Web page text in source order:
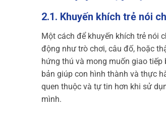
2.1. Khuyến khích trẻ nói
Một cách để khuyến khích trẻ nói
động như trò chơi, câu đố, hoặc
hứng thú và mong muốn giao tiếp
bản giúp con hình thành và thực
quen thuộc và tự tin hơn khi sử
mình.